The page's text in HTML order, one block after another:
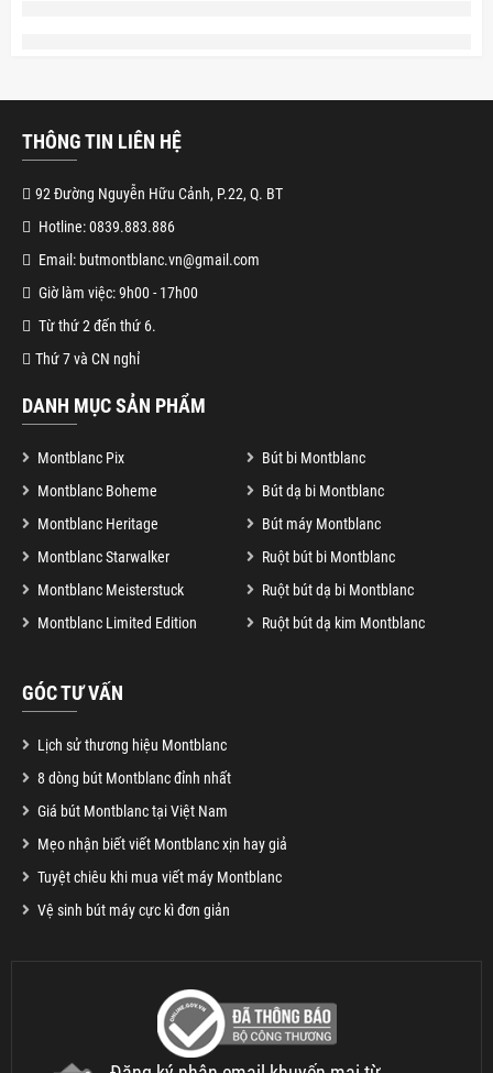
THÔNG TIN LIÊN HỆ
92 Đường Nguyễn Hữu Cảnh, P.22, Q. BT
Hotline: 0839.883.886
Email: butmontblanc.vn@gmail.com
Giờ làm việc: 9h00 - 17h00
Từ thứ 2 đến thứ 6.
Thứ 7 và CN nghỉ
DANH MỤC SẢN PHẨM
Montblanc Pix
Bút bi Montblanc
Montblanc Boheme
Bút dạ bi Montblanc
Montblanc Heritage
Bút máy Montblanc
Montblanc Starwalker
Ruột bút bi Montblanc
Montblanc Meisterstuck
Ruột bút dạ bi Montblanc
Montblanc Limited Edition
Ruột bút dạ kim Montblanc
GÓC TƯ VẤN
Lịch sử thương hiệu Montblanc
8 dòng bút Montblanc đỉnh nhất
Giá bút Montblanc tại Việt Nam
Mẹo nhận biết viết Montblanc xịn hay giả
Tuyệt chiêu khi mua viết máy Montblanc
Vệ sinh bút máy cực kì đơn giản